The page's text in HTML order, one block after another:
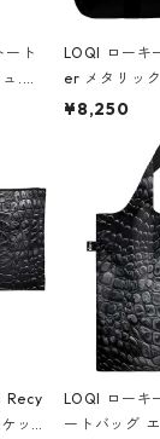
ト
.ル
スピ
LOQI ロー
er メタリッ
ボストンバッ
Black ジャン
ア/クラウン
¥8,250
Recy
ット
LOQI ローキ
ートバッグ